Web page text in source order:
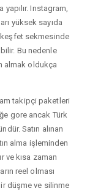
Instagram,
yüksek sayıda
keşfet sekmesinde
Bu nedenle
almak oldukça
takipçi paketleri
gore ancak Türk
Satın alınan
alma işleminden
ve kısa zaman
reel olması
düşme ve silinme